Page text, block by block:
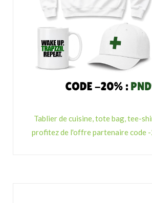
Tablier de cuisine, tote bag, tee-
profitez de l'offre partenaire code